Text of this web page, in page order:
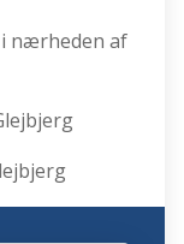
i nærheden af